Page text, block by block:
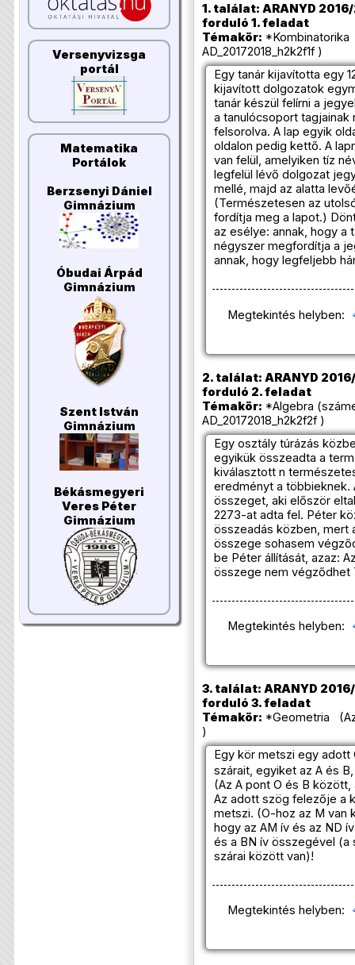
Versenyvizsga
portál
Matematika
Portálok
Berzsenyi Dániel
Gimnázium
Óbudai Árpád
Gimnázium
Szent István
Gimnázium
Békásmegyeri
Veres Péter
Gimnázium
1. találat: ARANYD
forduló 1. feladat
Témakör:
AD_20172018_h2k2f1f )
Egy tanár kijavította egy
kijavított dolgozatok
tanár készül felírni a
a tanulócsoport tagjainak
felsorolva. A lap egyik
oldalon pedig kettő. A
van felül, amelyiken tíz
legfelül lévő dolgozat
mellé, majd az alatta
(Természetesen az
fordítja meg a lapot.)
az esélye: annak, hogy a
négyszer megfordítja a
annak, hogy legfeljebb
Megtekintés helyben:
2. találat: ARANYD
forduló 2. feladat
Témakör: *Algebra
AD_20172018_h2k2f2f )
Egy osztály túrázás
egyikük összeadta a
kiválasztott n
eredményt a többieknek.
összeget, aki először
2273-at adta fel. Péter
összeadás közben, mert
összege sohasem
be Péter állítását, azaz:
összege nem végződhet
Megtekintés helyben:
3. találat: ARANYD
forduló 3. feladat
Témakör: *Geometria
)
Egy kör metszi egy adott
szárait, egyiket az A és
(Az A pont O és B
Az adott szög felezője a
metszi. (O-hoz az M van
hogy az AM ív és az ND
és a BN ív összegével
szárai között van)!
Megtekintés helyben: